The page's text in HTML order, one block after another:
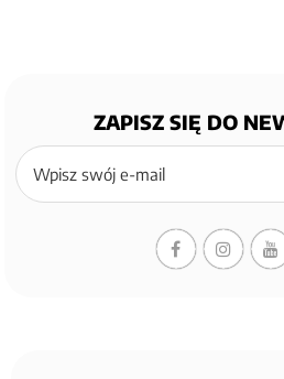
ZAPISZ SIĘ DO
Zapisz
się
newslettera